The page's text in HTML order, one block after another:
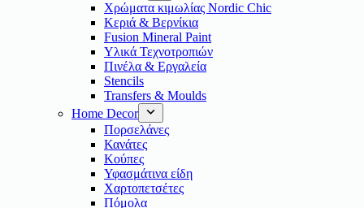
Χρώματα κιμωλίας Nordic Chic
Κεριά & Βερνίκια
Fusion Mineral Paint
Υλικά Τεχνοτροπιών
Πινέλα & Εργαλεία
Stencils
Transfers & Moulds
Home Decor
Πορσελάνες
Κανάτες
Κούπες
Υφασμάτινα είδη
Χαρτοπετσέτες
Πόμολα